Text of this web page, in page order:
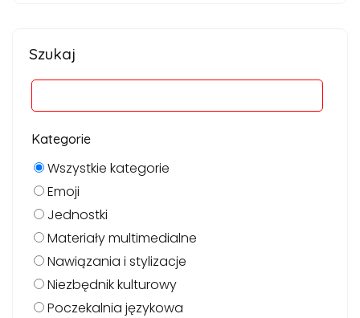
Szukaj
Kategorie
Wszystkie kategorie
Emoji
Jednostki
Materiały multimedialne
Nawiązania i stylizacje
Niezbędnik kulturowy
Poczekalnia językowa